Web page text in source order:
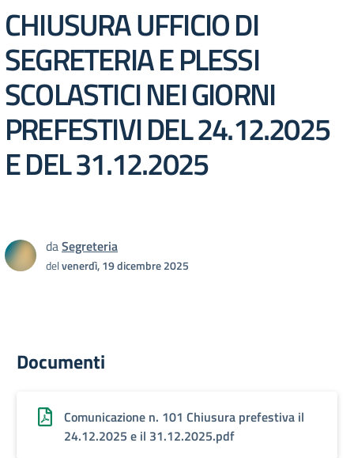
CHIUSURA UFFICIO DI
SEGRETERIA E PLESSI
SCOLASTICI NEI GIORNI
PREFESTIVI DEL 24.12.2025
E DEL 31.12.2025
daSegreteria
delvenerdì, 19 dicembre 2025
Documenti
Comunicazione n. 101 Chiusura prefestiva il
24.12.2025 e il 31.12.2025.pdf